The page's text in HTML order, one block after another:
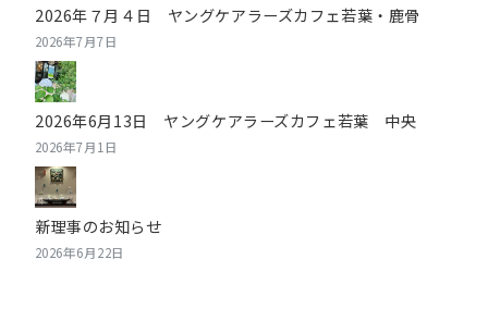
2026年７月４日 ヤングケアラーズカフェ若葉・鹿骨
2026年7月7日
2026年6月13日 ヤングケアラーズカフェ若葉 中央
2026年7月1日
新理事のお知らせ
2026年6月22日